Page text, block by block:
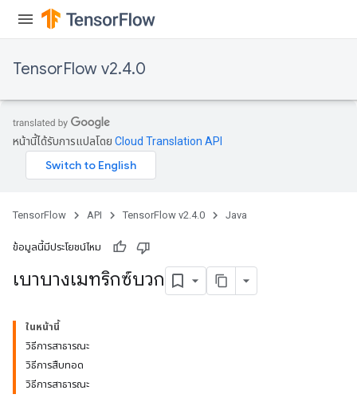
TensorFlow v2.4.0
หน้านี้ได้รับการแปลโดย Cloud Translation API
TensorFlow API TensorFlow v2.4.0 Java
ข้อมูลนี้มีประโยชน์ไหม
เบาบางเมทริกซ์บวก
ในหน้านี้
วิธีการสาธารณะ
วิธีการสืบทอด
วิธีการสาธารณะ